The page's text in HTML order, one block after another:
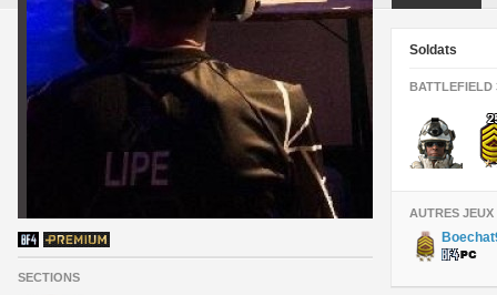
SECTIONS
Soldats
BATTLEFIELD
AUTRES JEUX